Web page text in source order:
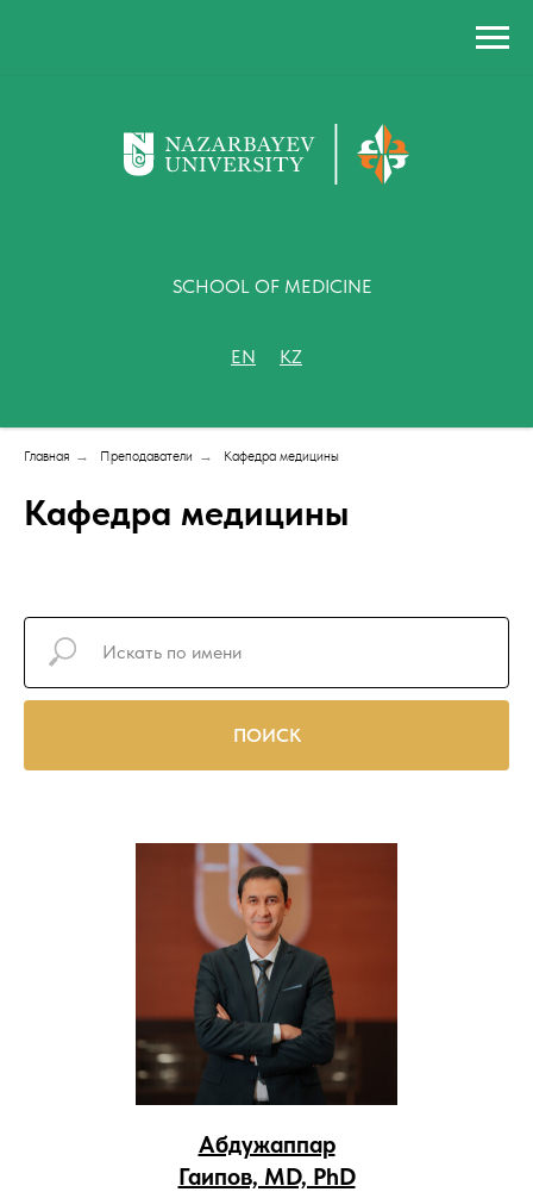
SCHOOL OF MEDICINE
EN KZ
Главная → Преподаватели → Кафедра медицины
Кафедра медицины
ПОИСК
Абдужаппар
Гаипов, MD, PhD